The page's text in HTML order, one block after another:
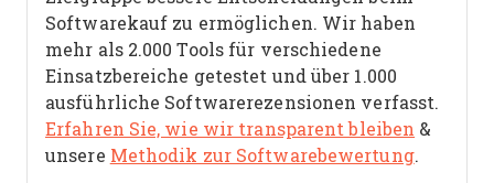
Softwarekauf zu ermöglichen. Wir haben
mehr als 2.000 Tools für verschiedene
Einsatzbereiche getestet und über 1.000
ausführliche Softwarerezensionen verfasst.
Erfahren Sie, wie wir transparent bleiben &
unsere Methodik zur Softwarebewertung.